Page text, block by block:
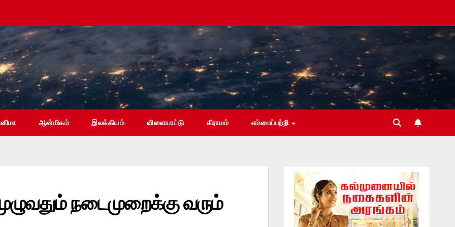
ஆன்மிகம் இலக்கியம் விளையாட்டு கிராமம் எம்மைப்பற்றி
நடைமுறைக்கு வரும்